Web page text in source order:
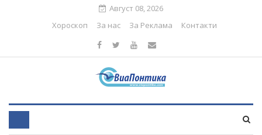
Август 08, 2026
Хороскоп
За нас За Реклама Контакти